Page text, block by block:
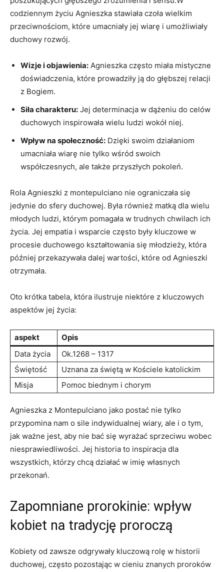
codziennym ‌życiu Agnieszka stawiała ​czoła wielkim
przeciwnościom, które umacniały jej wiarę i umożliwiały
duchowy rozwój.
Wizje i objawienia: Agnieszka często miała mistyczne
doświadczenia, które prowadziły ją ‍do głębszej ​relacji
z ⁢Bogiem.
Siła charakteru: Jej determinacja w dążeniu do celów
duchowych inspirowała wielu ludzi wokół​ niej.
Wpływ na społeczność: Dzięki swoim ⁤działaniom
umacniała wiarę nie tylko wśród swoich
współczesnych, ale także przyszłych pokoleń.
Rola Agnieszki⁢ z montepulciano​ nie ograniczała się
jedynie do sfery ​duchowej. Była również matką dla wielu
młodych ludzi, ⁣którym pomagała w trudnych chwilach ich
życia. Jej empatia i⁤ wsparcie często były kluczowe w
procesie duchowego kształtowania⁤ się młodzieży, która
później przekazywała dalej wartości, które od Agnieszki
otrzymała.
Oto krótka tabela, która ilustruje ⁤niektóre z kluczowych
aspektów jej życia:
aspekt
Opis
Data ⁣życia
Ok.1268 – 1317
Świętość
Uznana za świętą w Kościele katolickim
Misja
Pomoc biednym i chorym
Agnieszka z Montepulciano jako postać nie tylko
przypomina nam o sile indywidualnej ‍wiary, ale i o tym,
jak ważne jest, aby nie ‌bać się wyrażać ⁢sprzeciwu wobec
niesprawiedliwości. Jej historia‍ to inspiracja dla
wszystkich, którzy chcą działać w imię własnych
przekonań.
Zapomniane prorokinie:‍ wpływ
kobiet na tradycję​ proroczą
Kobiety od zawsze odgrywały kluczową rolę w⁢ historii
duchowej, często pozostając w cieniu znanych ⁤proroków